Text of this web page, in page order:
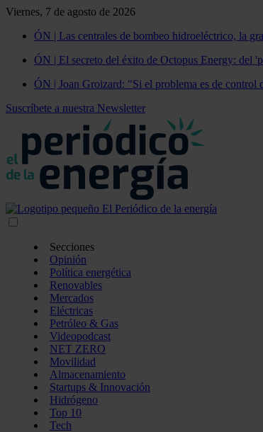
Viernes, 7 de agosto de 2026
ÓN | Las centrales de bombeo hidroeléctrico, la
ÓN | El secreto del éxito de Octopus Energy: del
ÓN | Joan Groizard: "Si el problema es de control
Suscríbete a nuestra Newsletter
Secciones
Opinión
Política energética
Renovables
Mercados
Eléctricas
Petróleo & Gas
Videopodcast
NET ZERO
Movilidad
Almacenamiento
Startups & Innovación
Hidrógeno
Top 10
Tech